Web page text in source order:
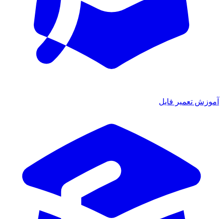
آموزش تعمیر فایل